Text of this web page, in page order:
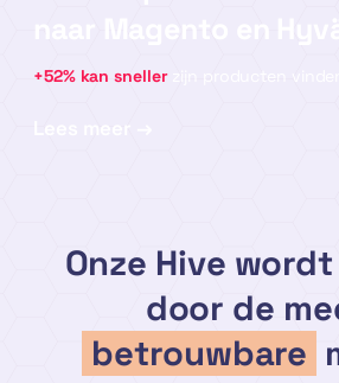
naar Magento en
+52% kan snellerzijn producten vinden
Lees meer →
maatwerk
naar
Magento
Onze Hive
door de
betrouwbare